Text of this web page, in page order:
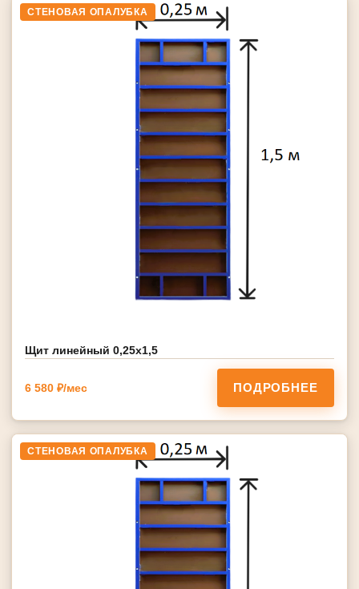
СТЕНОВАЯ ОПАЛУБКА
Щит линейный 0,25х1,5
6 580 ₽/мес ПОДРОБНЕЕ
СТЕНОВАЯ ОПАЛУБКА